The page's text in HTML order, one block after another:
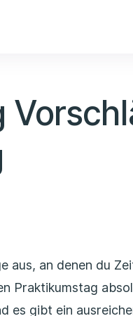
aus, an denen du
Praktikumstag
es gibt ein